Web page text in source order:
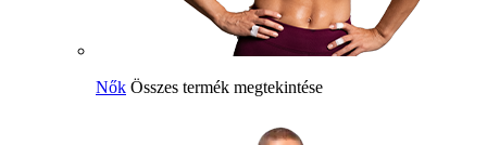
Nők Összes termék megtekintése